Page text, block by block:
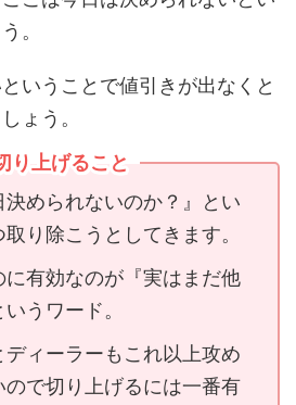
。
いうことで値引きが出なくと
ょう。
り上げること
められないのか？』とい
り除こうとしてきます。
に有効なのが『実はまだ他
うワード。
ディーラーもこれ以上攻め
ので切り上げるには一番有